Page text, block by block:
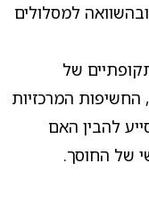
למסלולים
של
החשיפות המרכזיות
להבין האם
של החוסך.